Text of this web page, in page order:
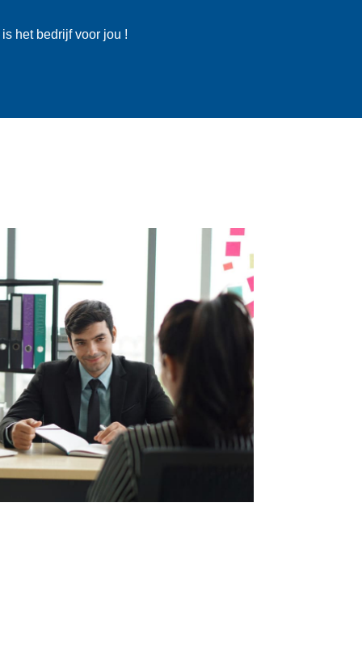
het bedrijf voor jou !